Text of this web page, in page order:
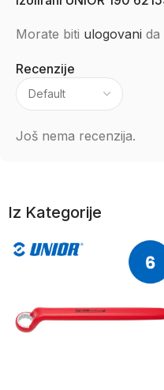
Recenzije
Još nema recenzija.
Morate biti ulogovani da
Iz Kategorije